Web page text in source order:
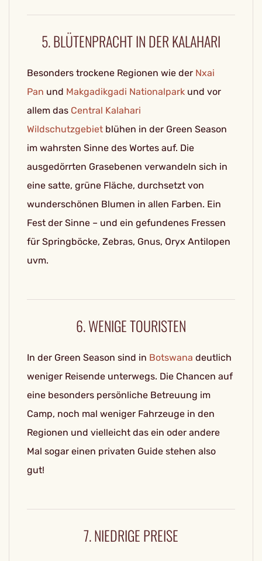
5. BLÜTENPRACHT IN DER KALAHARI
Besonders trockene Regionen wie der Nxai
Pan und Makgadikgadi Nationalpark und vor
allem das Central Kalahari
Wildschutzgebiet blühen in der Green Season
im wahrsten Sinne des Wortes auf. Die
ausgedörrten Grasebenen verwandeln sich in
eine satte, grüne Fläche, durchsetzt von
wunderschönen Blumen in allen Farben. Ein
Fest der Sinne – und ein gefundenes Fressen
für Springböcke, Zebras, Gnus, Oryx Antilopen
uvm.
6. WENIGE TOURISTEN
In der Green Season sind in Botswana deutlich
weniger Reisende unterwegs. Die Chancen auf
eine besonders persönliche Betreuung im
Camp, noch mal weniger Fahrzeuge in den
Regionen und vielleicht das ein oder andere
Mal sogar einen privaten Guide stehen also
gut!
7. NIEDRIGE PREISE